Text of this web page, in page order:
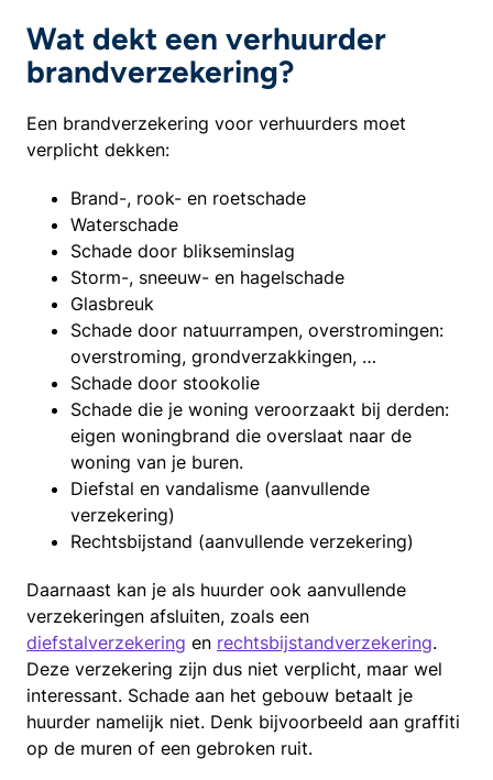
Wat dekt een verhuurder
brandverzekering?
Een brandverzekering voor verhuurders moet
verplicht dekken:
Brand-, rook- en roetschade
Waterschade
Schade door blikseminslag
Storm-, sneeuw- en hagelschade
Glasbreuk
Schade door natuurrampen, overstromingen:
overstroming, grondverzakkingen, …
Schade door stookolie
Schade die je woning veroorzaakt bij derden:
eigen woningbrand die overslaat naar de
woning van je buren.
Diefstal en vandalisme (aanvullende
verzekering)
Rechtsbijstand (aanvullende verzekering)
Daarnaast kan je als huurder ook aanvullende
verzekeringen afsluiten, zoals een
diefstalverzekering en rechtsbijstandverzekering.
Deze verzekering zijn dus niet verplicht, maar wel
interessant. Schade aan het gebouw betaalt je
huurder namelijk niet. Denk bijvoorbeeld aan graffiti
op de muren of een gebroken ruit.